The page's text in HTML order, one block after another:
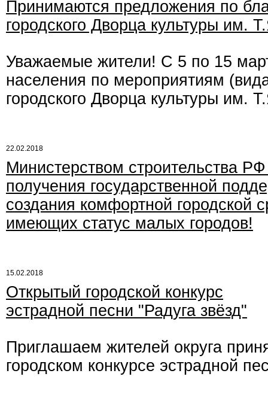
Принимаются предложения по
городского Дворца культуры им.
Уважаемые жители! С 5 по 15
населения по мероприятиям
городского Дворца культуры им.
22.02.2018
Министерством строительства
получения государственной
создания комфортной городской
имеющих статус малых городов!
15.02.2018
Открытый городской конкурс
эстрадной песни "Радуга звёзд"
Приглашаем жителей округа
городском конкурсе эстрадной